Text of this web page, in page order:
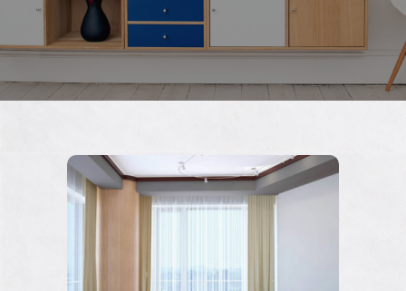
辦公傢俱系列
鋁合金宿舍床組
系統傢俱
教育訓練桌
鋁合金屏風系列
ES鋁合金工作站
辦公室隔間系列
E70高隔間系列